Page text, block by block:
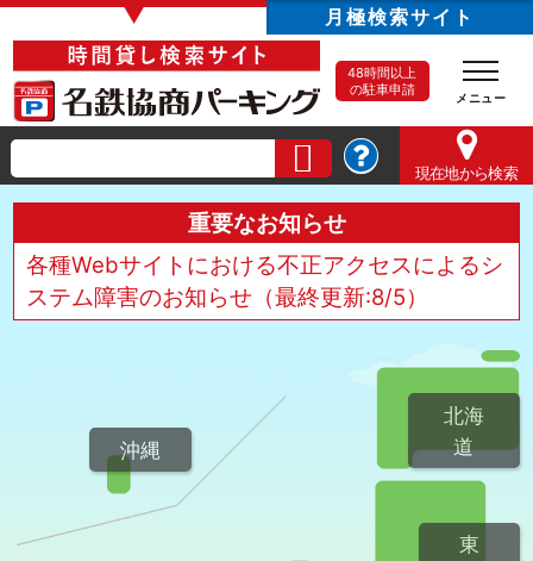
▼ 月極検索サイト
48時間以上
の駐車申請
現在地から検索
重要なお知らせ
各種Webサイトにおける不正アクセスによるシ
ステム障害のお知らせ（最終更新:8/5）
北海
道
東
沖縄